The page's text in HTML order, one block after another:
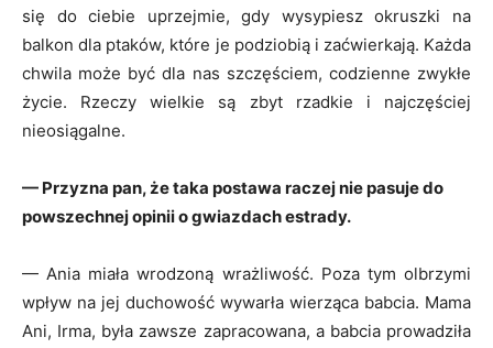
się do ciebie uprzejmie, gdy wysypiesz okruszki na
balkon dla ptaków, które je podziobią i zaćwierkają. Każda
chwila może być dla nas szczęściem, codzienne zwykłe
życie. Rzeczy wielkie są zbyt rzadkie i najczęściej
nieosiągalne.
— Przyzna pan, że taka postawa raczej nie pasuje do
powszechnej opinii o gwiazdach estrady.
— Ania miała wrodzoną wrażliwość. Poza tym olbrzymi
wpływ na jej duchowość wywarła wierząca babcia. Mama
Ani, Irma, była zawsze zapracowana, a babcia prowadziła